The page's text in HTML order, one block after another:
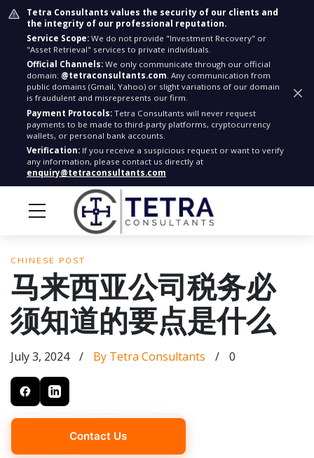
Tetra Consultants values the security of our clients and
the integrity of our professional reputation.
Service Scope: We do not provide "Investment Recovery" or
"Asset Retrieval" services to private individuals.
Official Channels: We only communicate through our official
domain: @tetraconsultants.com. Any communication from
public domains (Gmail, Yahoo) or slight variations of our domain
is fraudulent and misrepresents our firm.
Payment Protocols: Tetra Consultants will never request
payments to be made to third-party platforms, cryptocurrency
wallets, or personal bank accounts.
Verification: If you receive a suspicious request or want to verify
any information, please contact us directly at
enquiry@tetraconsultants.com
CHINESE POST
马来西亚公司税务必
须知道的要点是什么
July 3, 2024 / By Tetra Consultants / 0
Contact Us